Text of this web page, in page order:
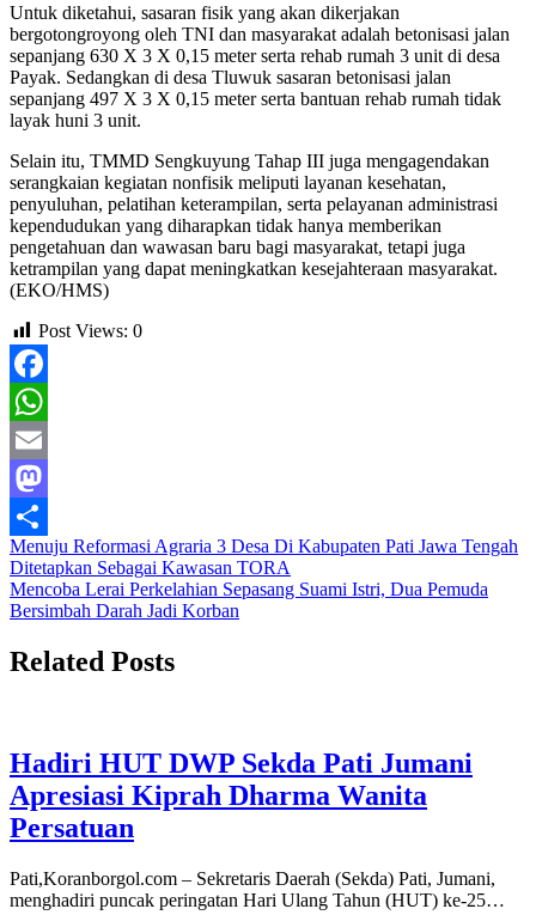
Untuk diketahui, sasaran fisik yang akan dikerjakan
bergotongroyong oleh TNI dan masyarakat adalah betonisasi jalan
sepanjang 630 X 3 X 0,15 meter serta rehab rumah 3 unit di desa
Payak. Sedangkan di desa Tluwuk sasaran betonisasi jalan
sepanjang 497 X 3 X 0,15 meter serta bantuan rehab rumah tidak
layak huni 3 unit.
Selain itu, TMMD Sengkuyung Tahap III juga mengagendakan
serangkaian kegiatan nonfisik meliputi layanan kesehatan,
penyuluhan, pelatihan keterampilan, serta pelayanan administrasi
kependudukan yang diharapkan tidak hanya memberikan
pengetahuan dan wawasan baru bagi masyarakat, tetapi juga
ketrampilan yang dapat meningkatkan kesejahteraan masyarakat.
(EKO/HMS)
Post Views: 0
Facebook
WhatsApp
Email
Mastodon
Share
Navigasi
pos
Menuju Reformasi Agraria 3 Desa Di Kabupaten Pati Jawa Tengah
Ditetapkan Sebagai Kawasan TORA
Mencoba Lerai Perkelahian Sepasang Suami Istri, Dua Pemuda
Bersimbah Darah Jadi Korban
Related Posts
Hadiri HUT DWP Sekda Pati Jumani
Apresiasi Kiprah Dharma Wanita
Persatuan
Pati,Koranborgol.com – Sekretaris Daerah (Sekda) Pati, Jumani,
menghadiri puncak peringatan Hari Ulang Tahun (HUT) ke-25…